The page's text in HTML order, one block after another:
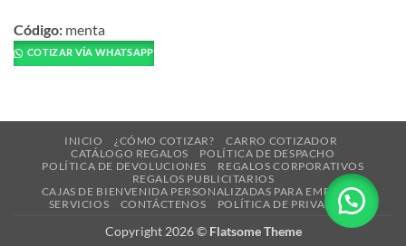
producto
tiene
múltiples
opciones
pueden
Código: menta
COTIZAR VÍA WHATSAPP
INICIO ¿CÓMO COTIZAR?
CARRO COTIZADOR
CATÁLOGO REGALOS
POLÍTICA DE DESPACHO
POLÍTICA DE DEVOLUCIONES
REGALOS CORPORATIVOS
REGALOS PUBLICITARIOS
CAJAS DE BIENVENIDA PERSONALIZADAS PARA EMPRESAS
SERVICIOS
CONTÁCTENOS POLÍTICA DE PRIVACIDAD
Copyright 2026 © Flatsome Theme